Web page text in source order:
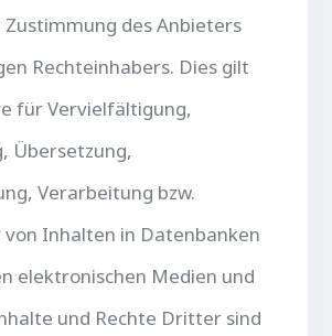
des Anbieters
Rechteinhabers. Dies gilt
für Vervielfältigung,
Übersetzung,
Verarbeitung bzw.
von Inhalten in Datenbanken
elektronischen Medien und
und Rechte Dritter sind